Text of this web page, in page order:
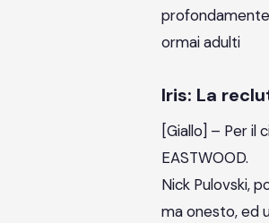
ormai adulti
Iris: La
[Giallo] – Per il
EASTWOOD.
Nick Pulovski,
ma onesto, ed